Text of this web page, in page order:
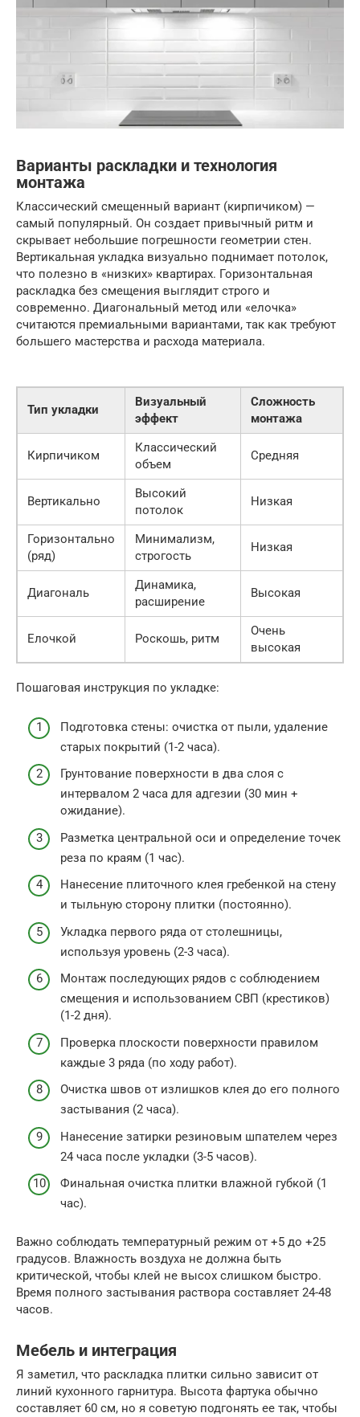
Варианты раскладки и технология
монтажа
Классический смещенный вариант (кирпичиком) —
самый популярный. Он создает привычный ритм и
скрывает небольшие погрешности геометрии стен.
Вертикальная укладка визуально поднимает потолок,
что полезно в «низких» квартирах. Горизонтальная
раскладка без смещения выглядит строго и
современно. Диагональный метод или «елочка»
считаются премиальными вариантами, так как требуют
большего мастерства и расхода материала.
Тип укладки
Визуальный
эффект
Сложность
монтажа
Кирпичиком
Классический
объем
Средняя
Вертикально
Высокий
потолок
Низкая
Горизонтально
(ряд)
Минимализм,
строгость
Низкая
Диагональ
Динамика,
расширение
Высокая
Елочкой Роскошь, ритм
Очень
высокая
Пошаговая инструкция по укладке:
Подготовка стены: очистка от пыли, удаление
старых покрытий (1-2 часа).
Грунтование поверхности в два слоя с
интервалом 2 часа для адгезии (30 мин +
ожидание).
Разметка центральной оси и определение точек
реза по краям (1 час).
Нанесение плиточного клея гребенкой на стену
и тыльную сторону плитки (постоянно).
Укладка первого ряда от столешницы,
используя уровень (2-3 часа).
Монтаж последующих рядов с соблюдением
смещения и использованием СВП (крестиков)
(1-2 дня).
Проверка плоскости поверхности правилом
каждые 3 ряда (по ходу работ).
Очистка швов от излишков клея до его полного
застывания (2 часа).
Нанесение затирки резиновым шпателем через
24 часа после укладки (3-5 часов).
Финальная очистка плитки влажной губкой (1
час).
Важно соблюдать температурный режим от +5 до +25
градусов. Влажность воздуха не должна быть
критической, чтобы клей не высох слишком быстро.
Время полного застывания раствора составляет 24-48
часов.
Мебель и интеграция
Я заметил, что раскладка плитки сильно зависит от
линий кухонного гарнитура. Высота фартука обычно
составляет 60 см, но я советую подгонять ее так, чтобы